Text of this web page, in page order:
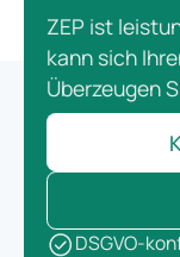
ZEP ist
kann sich
Überzeugen
DSGVO-